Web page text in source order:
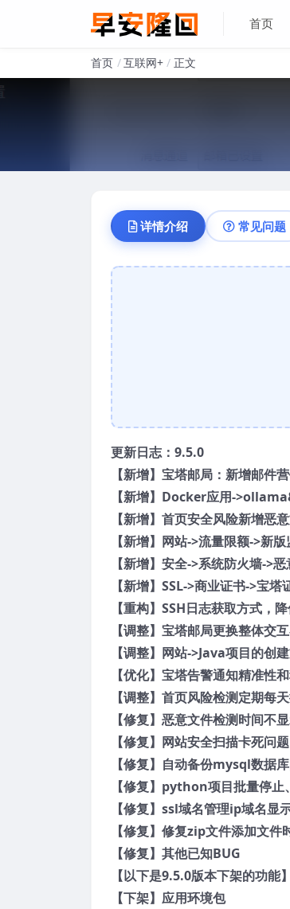
首页
首页 互联网+ 正文
详情介绍 常见问题
更新日志： 9.5.0
【新增】宝塔邮局：新增邮件
【新增】Docker应用-
【新增】首页安全风险新增恶
【新增】网站->流量限额->新
【新增】安全->系统防火墙->
【新增】SSL->商业证书->宝
【重构】SSH日志获取方式，
【调整】宝塔邮局更换整体交
【调整】网站->Java项目的创
【优化】宝塔告警通知精准性
【调整】首页风险检测定期每
【修复】恶意文件检测时间不
【修复】网站安全扫描卡死问题
【修复】自动备份mysql数据
【修复】python项目批量停
【修复】ssl域名管理ip域名显
【修复】修复zip文件添加文
【修复】其他已知BUG
【以下是9.5.0版本下架的功能】
【下架】应用环境包